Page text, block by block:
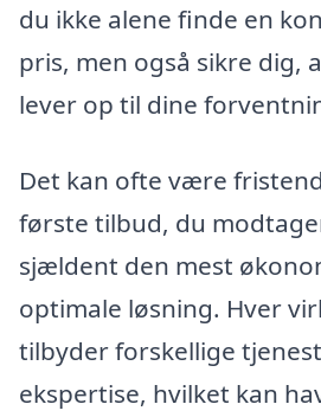
du ikke alene finde en
pris, men også sikre dig,
lever op til dine
Det kan ofte være
første tilbud, du
sjældent den mest
optimale løsning. Hver
tilbyder forskellige
ekspertise, hvilket kan